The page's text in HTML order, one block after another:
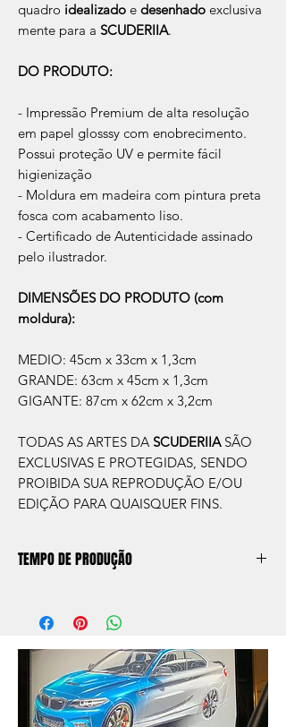
quadro idealizado e desenhado exclusiva
mente para a SCUDERIIA.
DO PRODUTO:
- Impressão Premium de alta resolução
em papel glosssy com enobrecimento.
Possui proteção UV e permite fácil
higienização
- Moldura em madeira com pintura preta
fosca com acabamento liso.
- Certificado de Autenticidade assinado
pelo ilustrador.
DIMENSÕES DO PRODUTO (com
moldura):
MEDIO: 45cm x 33cm x 1,3cm
GRANDE: 63cm x 45cm x 1,3cm
GIGANTE: 87cm x 62cm x 3,2cm
TODAS AS ARTES DA SCUDERIIA SÃO
EXCLUSIVAS E PROTEGIDAS, SENDO
PROIBIDA SUA REPRODUÇÃO E/OU
EDIÇÃO PARA QUAISQUER FINS.
TEMPO DE PRODUÇÃO
aprox. 5 dias úteis, após a confirmação de
compra.
Após a produçao, seguimos com o envio
no endereço que nos for informado na
compra ou disponibilizaremos para retirada
caso seja sua opção de compra.